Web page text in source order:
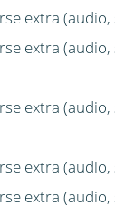
extra
extra
extra
extra
extra